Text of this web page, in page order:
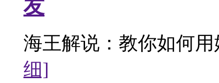
友
海王解说：教你如何
细]